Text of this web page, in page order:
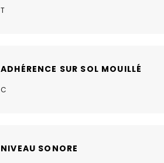
T
ADHÉRENCE SUR SOL MOUILLÉ
C
NIVEAU SONORE